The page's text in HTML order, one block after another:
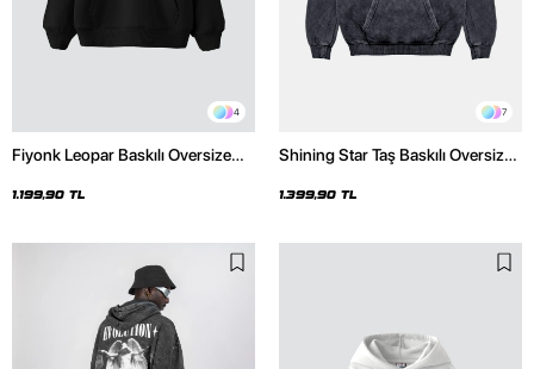
4
Fiyonk Leopar Baskılı Oversize
1.199,90 TL
7
Shining Star Taş Baskılı Oversize
Hoodie
1.399,90 TL